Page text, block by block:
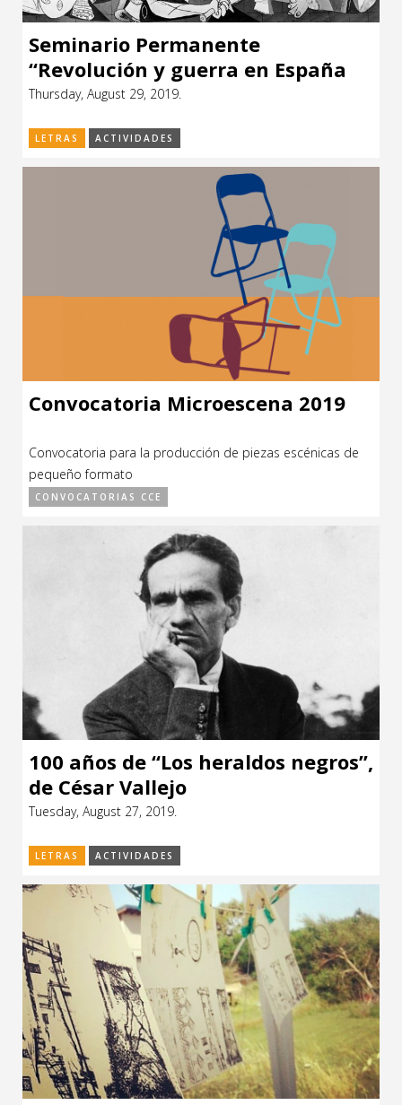
Seminario Permanente
“Revolución y guerra en España
1936-1939… y después”
Thursday, August 29, 2019.
LETRAS ACTIVIDADES
Convocatoria Microescena 2019
Convocatoria para la producción de piezas escénicas de
pequeño formato
CONVOCATORIAS CCE
100 años de “Los heraldos negros”,
de César Vallejo
Tuesday, August 27, 2019.
LETRAS ACTIVIDADES